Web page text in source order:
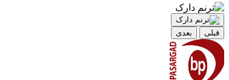
قبلی بعدی